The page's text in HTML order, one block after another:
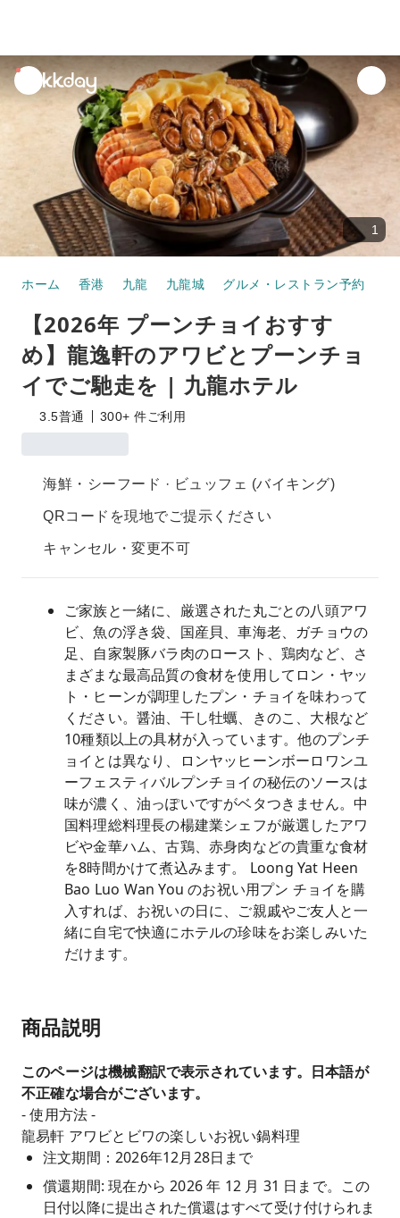
unread
notifications
1
ホーム 香港 九龍 九龍城 グルメ・レストラン予約
【2026年 プーンチョイおすす
め】龍逸軒のアワビとプーンチョ
イでご馳走を | 九龍ホテル
3.5普通 300+ 件ご利用
海鮮・シーフード · ビュッフェ (バイキング)
QRコードを現地でご提示ください
キャンセル・変更不可
ご家族と一緒に、厳選された丸ごとの八頭アワ
ビ、魚の浮き袋、国産貝、車海老、ガチョウの
足、自家製豚バラ肉のロースト、鶏肉など、さ
まざまな最高品質の食材を使用してロン・ヤッ
ト・ヒーンが調理したプン・チョイを味わって
ください。醤油、干し牡蠣、きのこ、大根など
10種類以上の具材が入っています。他のプンチ
ョイとは異なり、ロンヤッヒーンボーロワンユ
ーフェスティバルプンチョイの秘伝のソースは
味が濃く、油っぽいですがベタつきません。中
国料理総料理長の楊建業シェフが厳選したアワ
ビや金華ハム、古鶏、赤身肉などの貴重な食材
を8時間かけて煮込みます。 Loong Yat Heen
Bao Luo Wan You のお祝い用プン チョイを購
入すれば、お祝いの日に、ご親戚やご友人と一
緒に自宅で快適にホテルの珍味をお楽しみいた
だけます。
商品説明
このページは機械翻訳で表示されています。日本語が
不正確な場合がございます。
- 使用方法 -
龍易軒 アワビとビワの楽しいお祝い鍋料理
注文期間：2026年12月28日まで
償還期間: 現在から 2026 年 12 月 31 日まで。この
日付以降に提出された償還はすべて受け付けられま